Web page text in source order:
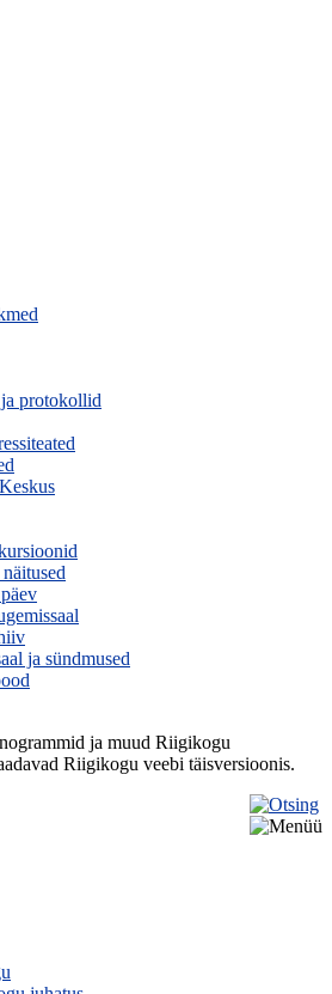
protokollid
ja sündmused
ja muud Riigikogu
Riigikogu veebi täisversioonis.